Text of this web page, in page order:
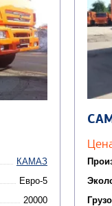
КАМАЗ
Евро-5
20000